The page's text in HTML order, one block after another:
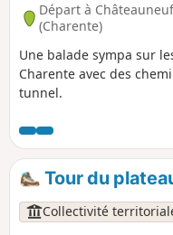
Départ à
(Charente)
Une balade sympa sur
Charente avec des
tunnel.
Tour du
Collectivité